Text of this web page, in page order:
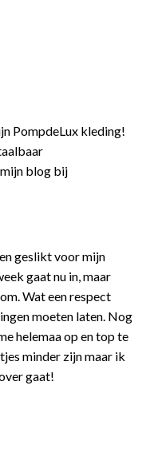
PompdeLux kleding!
blog bij
geslikt voor mijn
gaat nu in, maar
Wat een respect
moeten laten. Nog
helemaa op en top te
minder zijn maar ik
gaat!